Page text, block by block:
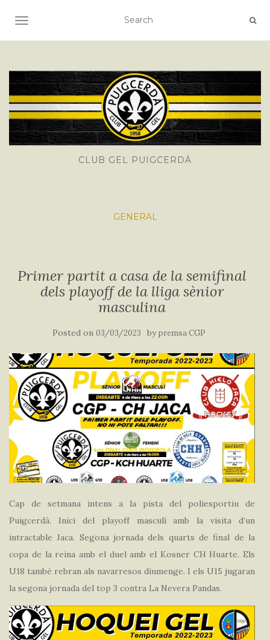
TOGGLE NAVIGATION
CLUB GEL PUIGCERDÀ
GENERAL
Primer partit a casa de la semifinal
dels playoff de la lliga sènior
masculina
Posted on 03/03/2023 bypremsa CGP
Cap de setmana intens a la pista del poliesportiu de
Puigcerdà. Inici del playoff masculí amb la visita d’un
intractable Jaca. Segona jornada dels quarts de final de la
copa de la reina amb el duel amb el Kosner CH Huarte. Els
U18 també rebran als navarresos diumenge. I els U15 jugaran
la segona jornada del top 3 contra La Nevera Pandas.